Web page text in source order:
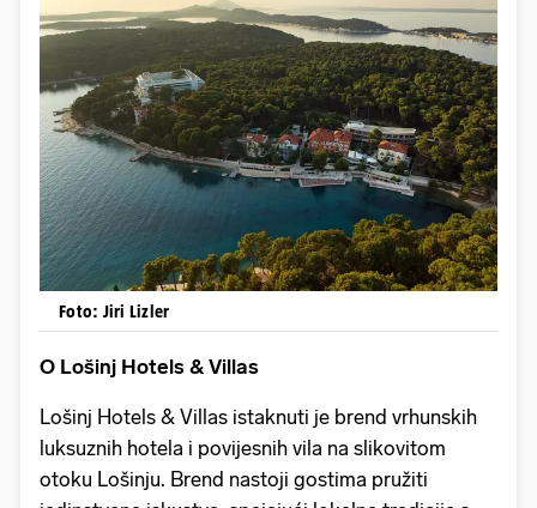
Foto: Jiri Lizler
O Lošinj Hotels & Villas
Lošinj Hotels & Villas istaknuti je brend vrhunskih
luksuznih hotela i povijesnih vila na slikovitom
otoku Lošinju. Brend nastoji gostima pružiti